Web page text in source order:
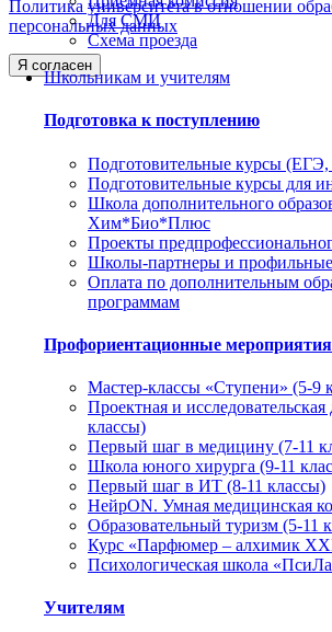
Для СМИ
Схема проезда
Школьникам и учителям
Подготовка к поступлению
Подготовительные курсы
Подготовительные курсы для
Школа дополнительного
Хим*Био*Плюс
Проекты
Школы-партнеры и
Оплата по дополнительным
программам
Профориентационные
Мастер-классы «Ступени» (5-9
Проектная и исследовательская
классы)
Первый шаг в медицину (7-11
Школа юного хирурга (9-11
Первый шаг в ИТ (8-11 классы)
НейрON. Умная медицинская
Образовательный туризм (5-11
Курс «Парфюмер – алхимик XXI
Психологическая школа
Учителям
Политика университета в отношении
персональных данных
Я согласен